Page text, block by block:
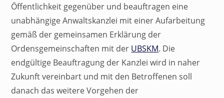
Öffentlichkeit gegenüber und beauftragen eine
unabhängige Anwaltskanzlei mit einer Aufarbeitung
gemäß der gemeinsamen Erklärung der
Ordensgemeinschaften mit der UBSKM. Die
endgültige Beauftragung der Kanzlei wird in naher
Zukunft vereinbart und mit den Betroffenen soll
danach das weitere Vorgehen der